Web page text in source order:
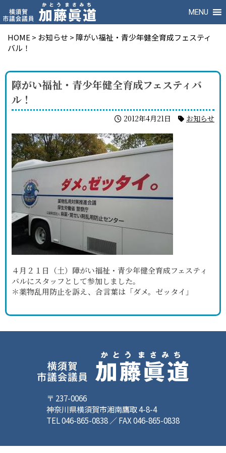
MENU
HOME > お知らせ > 障がい福祉・青少年健全育成フェスティ
バル！
障がい福祉・青少年健全育成フェスティバ
ル！
2012年4月21日 お知らせ
４月２１日（土）障がい福祉・青少年健全育成フェスティ
バルにスタッフとして参加しました。
＊薬物乱用防止を訴え、合言葉は「ダメ。ゼッタイ」
〒 237-0066
神奈川県横須賀市湘南鷹取 4-8-4
TEL 046-865-0838 ／ FAX 046-865-0838